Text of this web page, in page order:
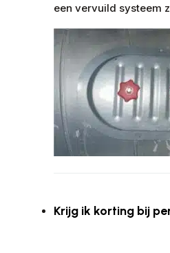
een vervuild systeem
Krijg ik korting bij